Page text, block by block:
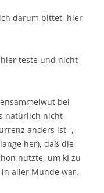
darum bittet, hier
teste und nicht
bei
natürlich nicht
anders ist -,
her), daß die
nutzte, um kI zu
aller Munde war.